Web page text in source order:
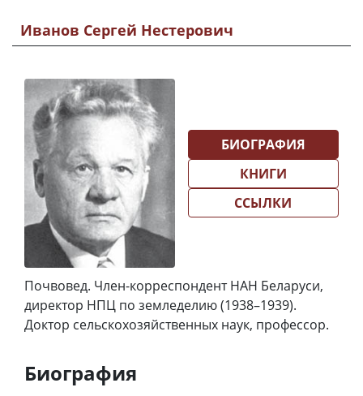
Иванов Сергей Нестерович
Почвовед. Член-корреспондент НАН Беларуси,
директор НПЦ по земледелию (1938–1939).
Доктор сельскохозяйственных наук, профессор.
БИОГРАФИЯ
КНИГИ
ССЫЛКИ
Биография